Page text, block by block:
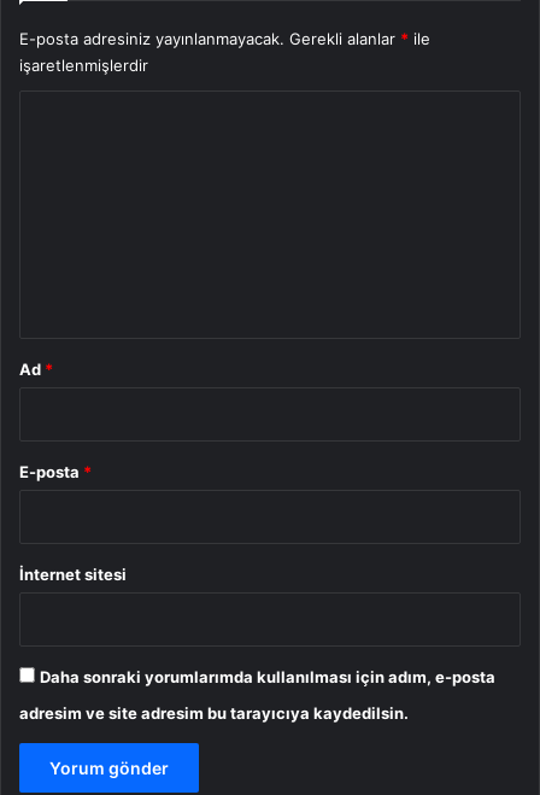
E-posta adresiniz yayınlanmayacak. Gerekli alanlar * ile
işaretlenmişlerdir
Ad *
E-posta *
İnternet sitesi
Daha sonraki yorumlarımda kullanılması için adım, e-posta
adresim ve site adresim bu tarayıcıya kaydedilsin.